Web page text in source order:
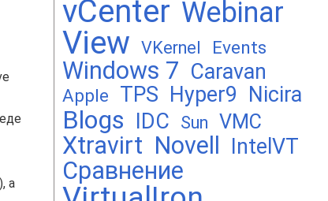
а
vCenter Webinar
View VKernel Events
Windows 7 Caravan
Apple TPS Hyper9 Nicira
Blogs IDC Sun VMC
Xtravirt Novell IntelVT
Сравнение